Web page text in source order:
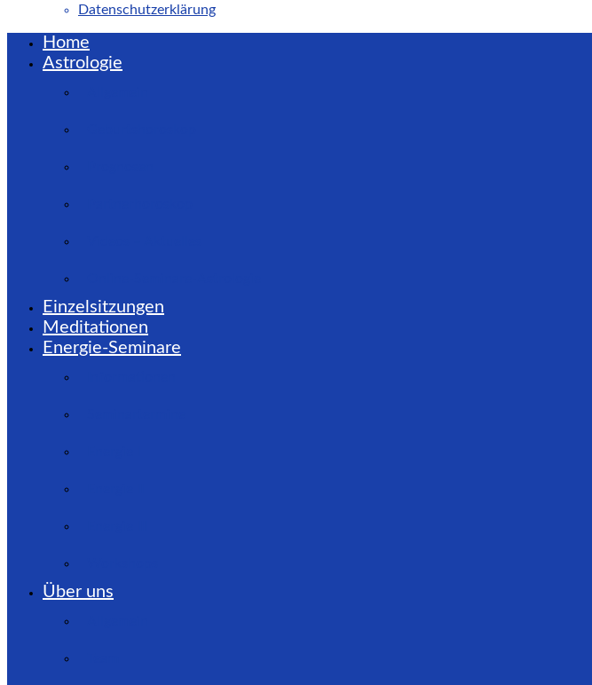
Datenschutzerklärung
Home
Astrologie
Einzelsitzungen
Meditationen
Energie-Seminare
Über uns